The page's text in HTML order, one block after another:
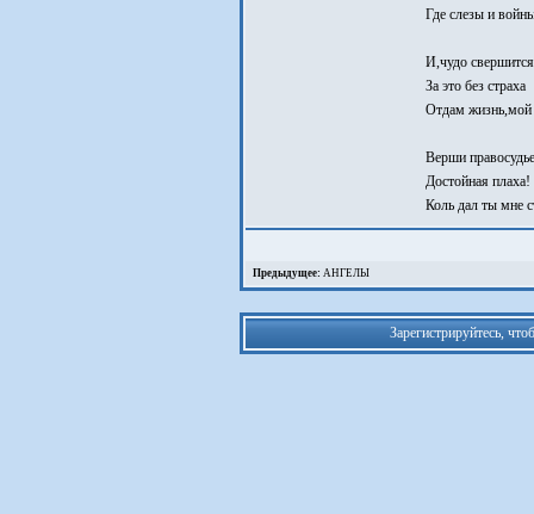
Где слезы и
И,чудо
За это без страха
Отдам жизнь,мой
Верши
Достойная плаха!
Коль дал ты мне
Предыдущее: АНГЕЛЫ
Зарегистрируйтесь,